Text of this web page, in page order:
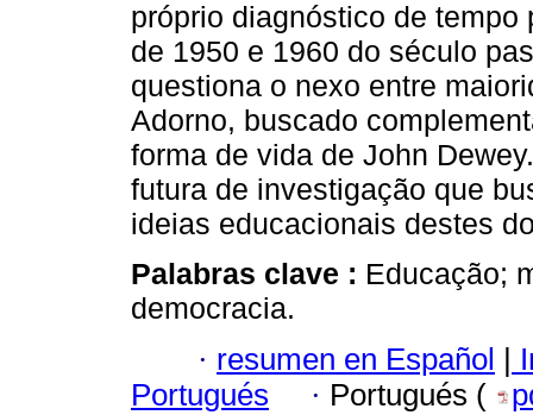
próprio diagnóstico de
de 1950 e 1960 do século
questiona o nexo entre
Adorno, buscado
forma de vida de John
futura de investigação que
ideias educacionais destes
Palabras clave : Educação;
democracia.
· resumen en Español |
Portugués
· Portugués (